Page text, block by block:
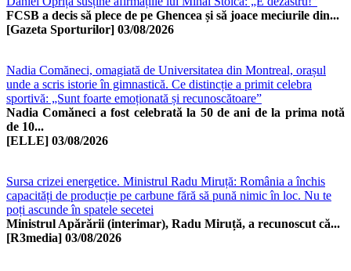
FCSB a decis să plece de pe Ghencea și să joace meciurile din...
[Gazeta Sporturilor] 03/08/2026
Nadia Comăneci, omagiată de Universitatea din Montreal, orașul
unde a scris istorie în gimnastică. Ce distincție a primit celebra
sportivă: „Sunt foarte emoționată și recunoscătoare”
Nadia Comăneci a fost celebrată la 50 de ani de la prima notă
de 10...
[ELLE] 03/08/2026
Sursa crizei energetice. Ministrul Radu Miruță: România a închis
capacități de producție pe carbune fără să pună nimic în loc. Nu te
poți ascunde în spatele secetei
Ministrul Apărării (interimar), Radu Miruță, a recunoscut că...
[R3media] 03/08/2026